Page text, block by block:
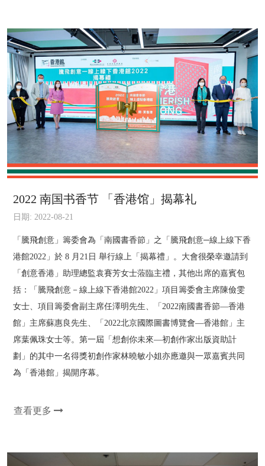
2022 南国书香节 「香港馆」揭幕礼
日期: 2022-08-21
「騰飛創意」籌委會為「南國書香節」之「騰飛創意─線上線下香
港館2022」於 8 月21日 舉行線上「揭幕禮」。大會很榮幸邀請到
「創意香港」助理總監袁賽芳女士蒞臨主禮，其他出席的嘉賓包
括：「騰飛創意－線上線下香港館2022」項目籌委會主席陳儉雯
女士、項目籌委會副主席任澤明先生、「2022南國書香節—香港
館」主席蘇惠良先生、「2022北京國際圖書博覽會—香港館」主
席葉佩珠女士等。第一屆「想創你未來—初創作家出版資助計
劃」的其中一名得獎初創作家林曉敏小姐亦應邀與一眾嘉賓共同
為「香港館」揭開序幕。
查看更多